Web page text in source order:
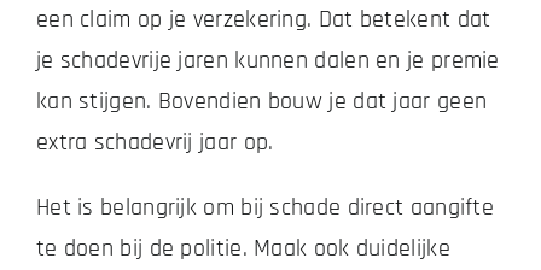
een claim op je verzekering. Dat betekent dat
je schadevrije jaren kunnen dalen en je premie
kan stijgen. Bovendien bouw je dat jaar geen
extra schadevrij jaar op.
Het is belangrijk om bij schade direct aangifte
te doen bij de politie. Maak ook duidelijke